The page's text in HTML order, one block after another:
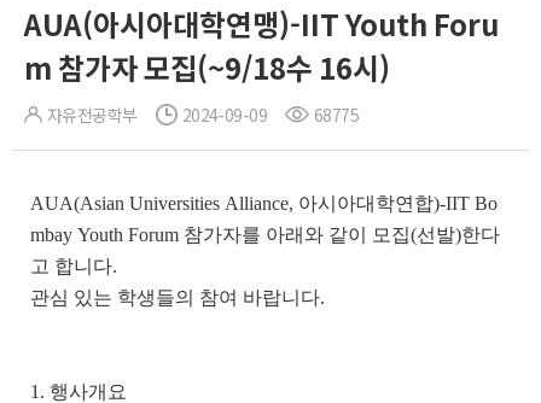
AUA(아시아대학연맹)-IIT Youth Foru
m 참가자 모집(~9/18수 16시)
자유전공학부 2024-09-09 68775
AUA(Asian Universities Alliance, 아시아대학연합)-IIT Bo
mbay Youth Forum 참가자를 아래와 같이 모집(선발)한다
고 합니다.
관심 있는 학생들의 참여 바랍니다.
1. 행사개요